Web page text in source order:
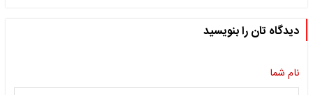
دیدگاه تان را بنویسید
نام شما